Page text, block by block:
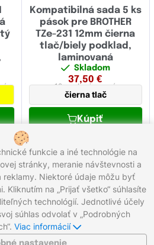
Kompatibilná sada 5 ks
pások pre BROTHER
TZe-231 12mm čierna
tlač/biely podklad,
laminovaná
Skladom
37,50 €
12 mmlaminovaná
čierna tlač
Kúpiť
88 produktov
3 4 5
012 Pracovné dni 8:00 - 16:30
©2026 gigaprint.sk
funkcie a iné technológie na
stránky, meranie návštevnosti a
reklamy. Niektoré údaje môžu byť
Kliknutím na „Prijať všetko“ súhlasíte
technológií. Jednotlivé účely
súhlas odvolať v „Podrobných
Viac informácií
nastavenie